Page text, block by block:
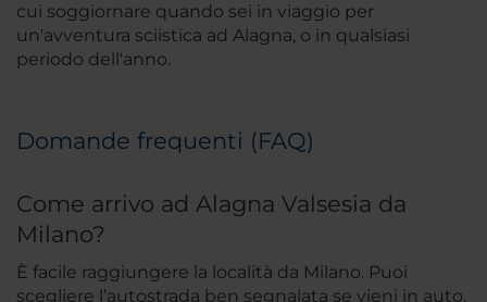
cui soggiornare quando sei in viaggio per
un'avventura sciistica ad Alagna, o in qualsiasi
periodo dell'anno.
Domande frequenti (FAQ)
Come arrivo ad Alagna Valsesia da
Milano?
È facile raggiungere la località da Milano. Puoi
scegliere l’autostrada ben segnalata se vieni in auto,